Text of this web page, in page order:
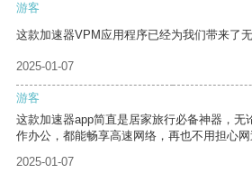
游客
这款加速器VPM应用程序已经为我们带来了
2025-01-07
游客
这款加速器app简直是居家旅行必备神器，无
作办公，都能畅享高速网络，再也不用担心网
2025-01-07